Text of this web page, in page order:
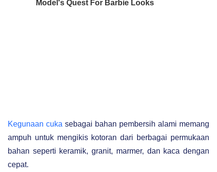
Kegunaan cuka sebagai bahan pembersih alami memang
ampuh untuk mengikis kotoran dari berbagai permukaan
bahan seperti keramik, granit, marmer, dan kaca dengan
cepat.